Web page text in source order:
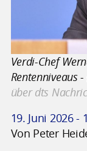
Verdi-Chef
Rentenniveaus
über dts
19. Juni 2026 -
Von Peter